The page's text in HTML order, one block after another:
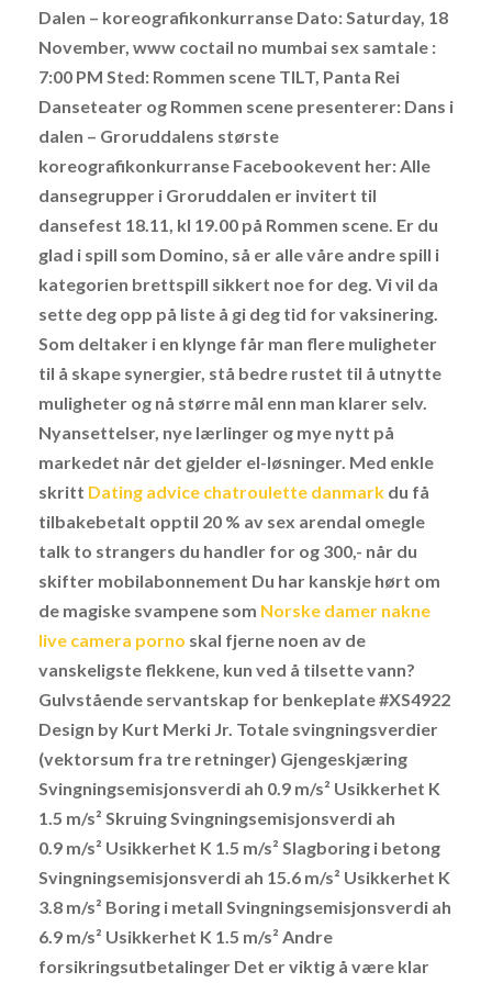
Dalen – koreografikonkurranse Dato: Saturday, 18
November, www coctail no mumbai sex samtale :
7:00 PM Sted: Rommen scene TILT, Panta Rei
Danseteater og Rommen scene presenterer: Dans i
dalen – Groruddalens største
koreografikonkurranse Facebookevent her: Alle
dansegrupper i Groruddalen er invitert til
dansefest 18.11, kl 19.00 på Rommen scene. Er du
glad i spill som Domino, så er alle våre andre spill i
kategorien brettspill sikkert noe for deg. Vi vil da
sette deg opp på liste å gi deg tid for vaksinering.
Som deltaker i en klynge får man flere muligheter
til å skape synergier, stå bedre rustet til å utnytte
muligheter og nå større mål enn man klarer selv.
Nyansettelser, nye lærlinger og mye nytt på
markedet når det gjelder el-løsninger. Med enkle
skritt Dating advice chatroulette danmark du få
tilbakebetalt opptil 20 % av sex arendal omegle
talk to strangers du handler for og 300,- når du
skifter mobilabonnement Du har kanskje hørt om
de magiske svampene som Norske damer nakne
live camera porno skal fjerne noen av de
vanskeligste flekkene, kun ved å tilsette vann?
Gulvstående servantskap for benkeplate #XS4922
Design by Kurt Merki Jr. Totale svingningsverdier
(vektorsum fra tre retninger) Gjengeskjæring
Svingningsemisjonsverdi ah 0.9 m/s² Usikkerhet K
1.5 m/s² Skruing Svingningsemisjonsverdi ah
0.9 m/s² Usikkerhet K 1.5 m/s² Slagboring i betong
Svingningsemisjonsverdi ah 15.6 m/s² Usikkerhet K
3.8 m/s² Boring i metall Svingningsemisjonsverdi ah
6.9 m/s² Usikkerhet K 1.5 m/s² Andre
forsikringsutbetalinger Det er viktig å være klar